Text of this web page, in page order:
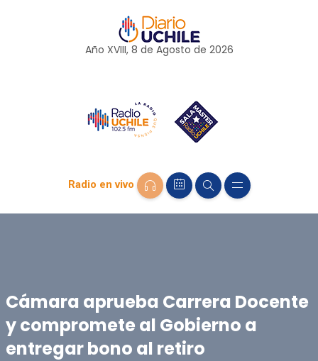
Año XVIII, 8 de Agosto de 2026
Radio en vivo
Cámara aprueba Carrera Docente
y compromete al Gobierno a
entregar bono al retiro